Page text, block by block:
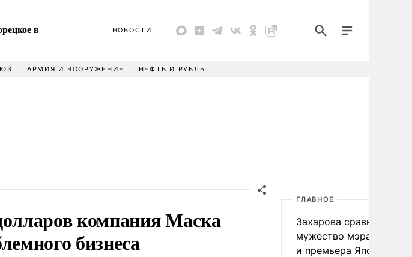
в
НОВОСТИ
АРМИЯ И ВООРУЖЕНИЕ НЕФТЬ И РУБЛЬ
компания Маска
бизнеса
ГЛАВНОЕ
Захарова сравнила
мужество мэра
и премьера Японии